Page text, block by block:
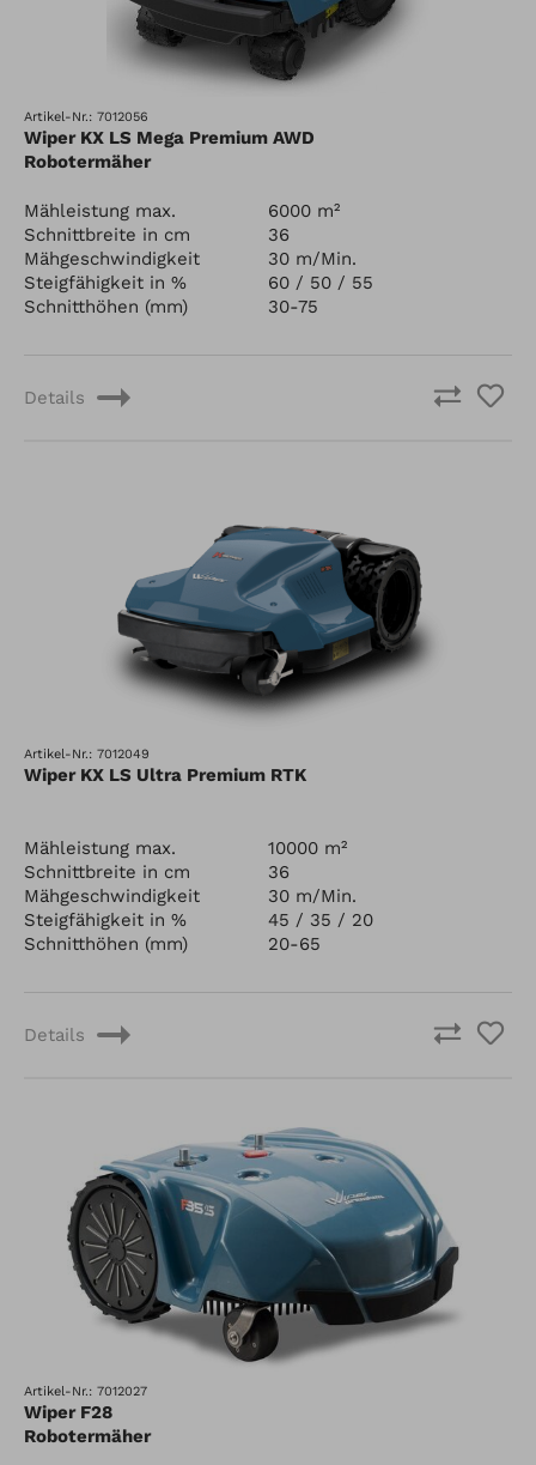
Artikel-Nr.: 7012056
Wiper KX LS Mega Premium AWD
Robotermäher
Mähleistung max.
6000 m²
Schnittbreite in cm
36
Mähgeschwindigkeit
30 m/Min.
Steigfähigkeit in %
60 / 50 / 55
Schnitthöhen (mm)
30-75
Details
Artikel-Nr.: 7012049
Wiper KX LS Ultra Premium RTK
Mähleistung max.
10000 m²
Schnittbreite in cm
36
Mähgeschwindigkeit
30 m/Min.
Steigfähigkeit in %
45 / 35 / 20
Schnitthöhen (mm)
20-65
Details
Artikel-Nr.: 7012027
Wiper F28
Robotermäher